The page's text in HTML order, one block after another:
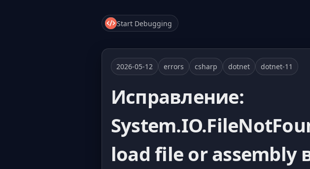
Start Debugging
2026-05-12 errors csharp dotnet dotnet-11
Исправление:
load file or assembly